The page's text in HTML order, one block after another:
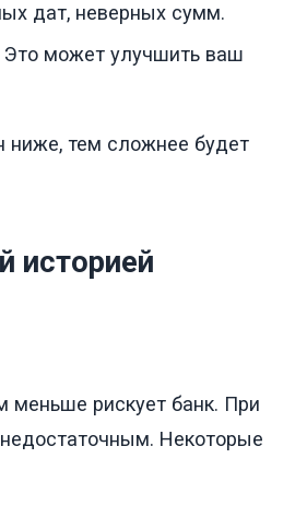
дат, неверных сумм.
Это может улучшить ваш
ниже, тем сложнее будет
историей
рискует банк. При
Некоторые